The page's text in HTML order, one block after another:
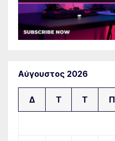
Αύγουστος 2026
Δ Τ Τ Π